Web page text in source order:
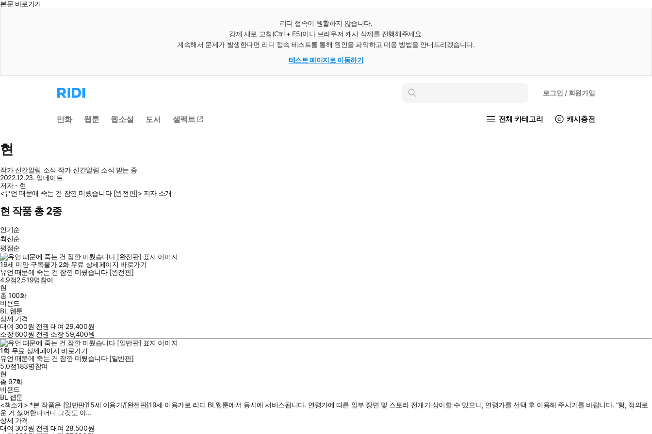
본문 바로가기
리디 접속이 원활하지 않습니다.
강제 새로 고침(Ctrl + F5)이나 브라우저 캐시 삭제를 진행해주세요.
계속해서 문제가 발생한다면 리디 접속 테스트를 통해 원인을 파악하고 대응 방법을 안내드리겠습니다.
테스트 페이지로 이동하기
리
디
으
로
인
로그인 / 회원가입
만화 웹툰 웹소설 도서 셀렉트 전체 카테고리 캐시충전
현
작가 신간알림 소식 작가 신간알림 소식 받는 중
2022.12.23. 업데이트
저자 - 현
<유언 때문에 죽는 건 잠깐 미뤘습니다 [완전판]> 저자 소개
현 작품 총 2종
인기순
최신순
평점순
19세 미만 구독불가 2화 무료 상세페이지 바로가기
유언 때문에 죽는 건 잠깐 미뤘습니다 [완전판]
4.9점2,519명참여
현
총 100화
비욘드
BL 웹툰
상세 가격
대여 300원 전권 대여 29,400원
소장 600원 전권 소장 59,400원
1화 무료 상세페이지 바로가기
유언 때문에 죽는 건 잠깐 미뤘습니다 [일반판]
5.0점183명참여
현
총 97화
비욘드
BL 웹툰
<책소개> *본 작품은 [일반판]15세 이용가/[완전판]19세 이용가로 리디 BL웹툰에서 동시에 서비스됩니다. 연령가에 따른 일부 장면 및 스토리 전개가 상이할 수 있으니, 연령가를 선택 후 이용해 주시기를 바랍니다. “형, 정의로
운 거 싫어한다더니 그것도 아...
상세 가격
대여 300원 전권 대여 28,500원